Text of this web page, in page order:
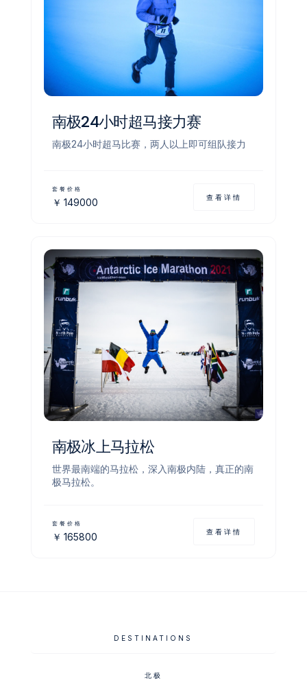
南极24小时超马接力赛
南极24小时超马比赛，两人以上即可组队接力
套餐价格
￥ 149000 查看详情
南极冰上马拉松
世界最南端的马拉松，深入南极内陆，真正的南
极马拉松。
套餐价格
￥ 165800 查看详情
DESTINATIONS
北极